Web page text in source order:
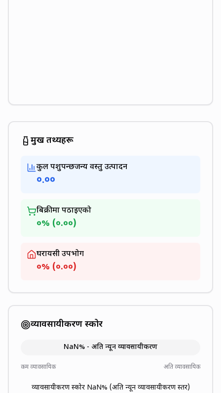
प्रमुख तथ्यहरू
कुल पशुपन्छीजन्य वस्तु उत्पादन
०.००
बिक्रीमा पठाइएको
०% (०.००)
घरायसी उपभोग
०% (०.००)
व्यावसायीकरण स्कोर
NaN% - अति न्यून व्यावसायीकरण
कम व्यावसायिक अति व्यावसायिक
व्यावसायीकरण स्कोर NaN% (अति न्यूनव्यावसायीकरण स्तर)